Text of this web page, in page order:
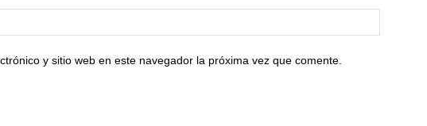
y sitio web en este navegador la próxima vez que comente.